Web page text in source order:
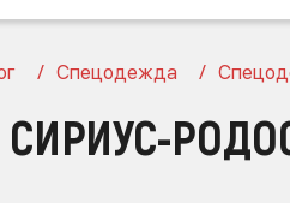
Спецодежда